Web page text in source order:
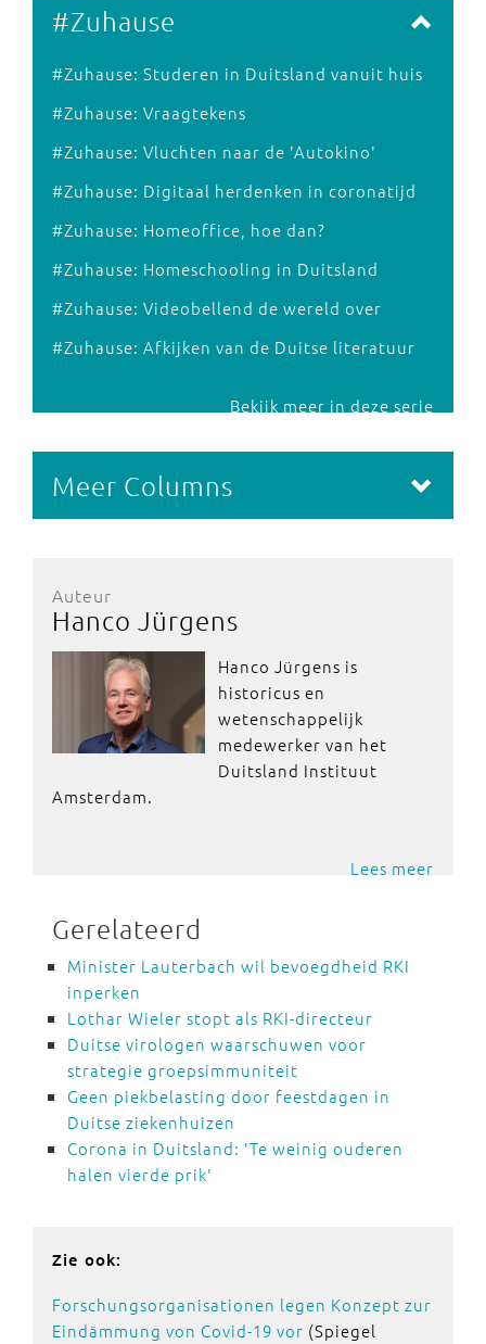
#Zuhause
#Zuhause: Studeren in Duitsland vanuit huis
#Zuhause: Vraagtekens
#Zuhause: Vluchten naar de 'Autokino'
#Zuhause: Digitaal herdenken in coronatijd
#Zuhause: Homeoffice, hoe dan?
#Zuhause: Homeschooling in Duitsland
#Zuhause: Videobellend de wereld over
#Zuhause: Afkijken van de Duitse literatuur
Bekijk meer in deze serie
Meer Columns
Auteur
Hanco Jürgens
Hanco Jürgens is
historicus en
wetenschappelijk
medewerker van het
Duitsland Instituut
Amsterdam.
Lees meer
Gerelateerd
Minister Lauterbach wil bevoegdheid RKI
inperken
Lothar Wieler stopt als RKI-directeur
Duitse virologen waarschuwen voor
strategie groepsimmuniteit
Geen piekbelasting door feestdagen in
Duitse ziekenhuizen
Corona in Duitsland: 'Te weinig ouderen
halen vierde prik'
Zie ook:
Forschungsorganisationen legen Konzept zur
Eindämmung von Covid-19 vor (Spiegel